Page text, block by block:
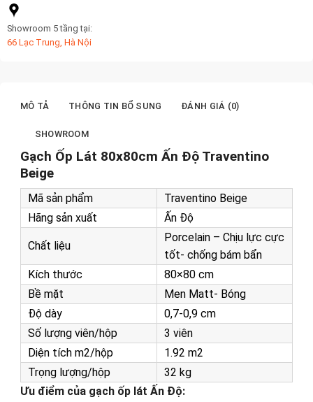
Showroom 5 tầng tại:
66 Lạc Trung, Hà Nội
MÔ TẢ THÔNG TIN BỔ SUNG ĐÁNH GIÁ (0)
SHOWROOM
Gạch Ốp Lát 80x80cm Ấn Độ Traventino
Beige
Mã sản phẩm
Traventino Beige
Hãng sản xuất
Ấn Độ
Chất liệu
Porcelain – Chịu lực cực
tốt- chống bám bẩn
Kích thước
80×80 cm
Bề mặt
Men Matt- Bóng
Độ dày
0,7-0,9 cm
Số lượng viên/hộp
3 viên
Diện tích m2/hộp
1.92 m2
Trọng lượng/hộp
32 kg
Ưu điểm của gạch ốp lát Ấn Độ: